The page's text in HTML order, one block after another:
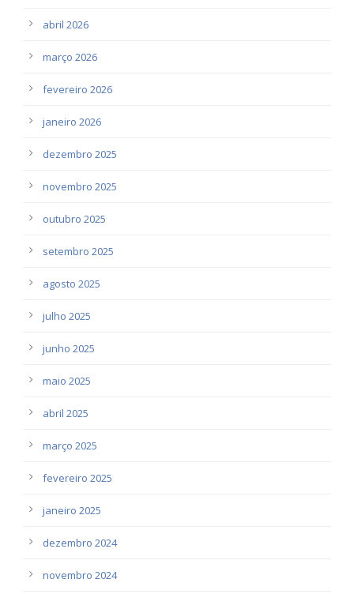
abril 2026
março 2026
fevereiro 2026
janeiro 2026
dezembro 2025
novembro 2025
outubro 2025
setembro 2025
agosto 2025
julho 2025
junho 2025
maio 2025
abril 2025
março 2025
fevereiro 2025
janeiro 2025
dezembro 2024
novembro 2024